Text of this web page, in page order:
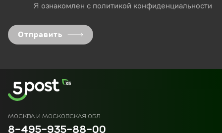
Я ознакомлен с политикой конфиденциальности
Отправить
МОСКВА И МОСКОВСКАЯ ОБЛ
8-495-935-88-00